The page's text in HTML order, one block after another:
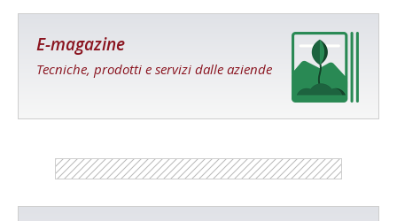
E-magazine
Tecniche, prodotti e servizi dalle aziende